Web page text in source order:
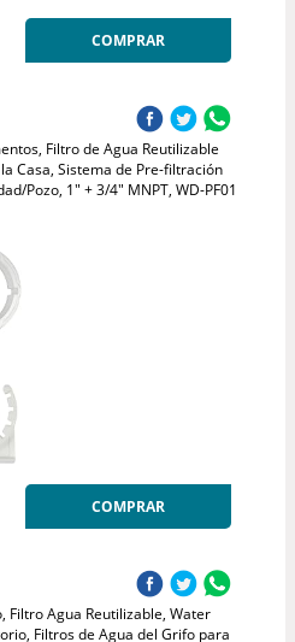
COMPRAR
Filtro de Agua Reutilizable
Casa, Sistema de Pre-filtración
Pozo, 1" + 3/4" MNPT, WD-PF01
COMPRAR
Filtro Agua Reutilizable, Water
Filtros de Agua del Grifo para